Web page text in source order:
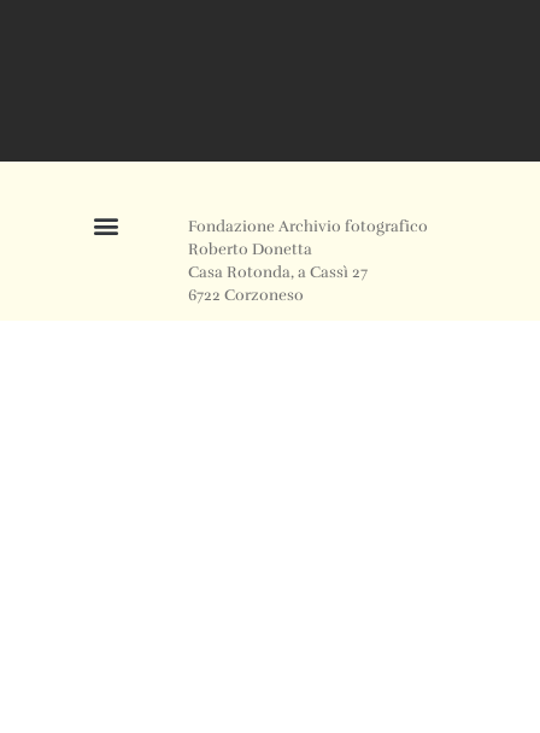
Fondazione Archivio fotografico
Roberto Donetta
Casa Rotonda, a Cassì 27
6722 Corzoneso